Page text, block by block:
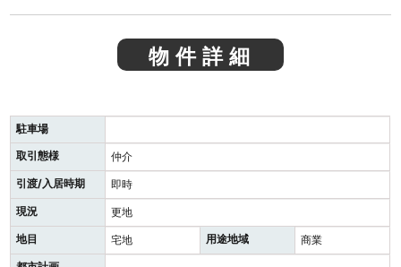
物件詳細
駐車場
取引態様
仲介
引渡/入居時期
即時
現況
更地
地目
宅地 用途地域
商業